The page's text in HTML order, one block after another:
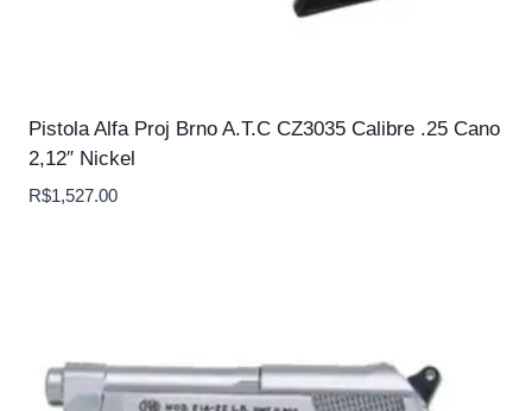
Pistola Alfa Proj Brno A.T.C CZ3035 Calibre .25 Cano
2,12″ Nickel
R$1,527.00